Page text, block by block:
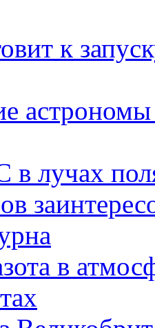
к
лучах
в